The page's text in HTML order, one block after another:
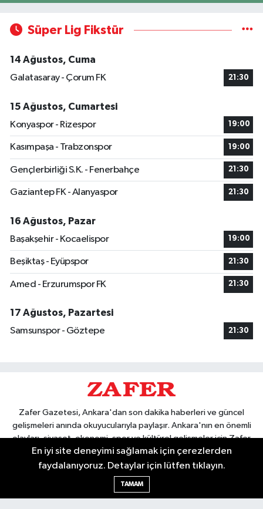
Süper Lig Fikstür
14 Ağustos, Cuma
Galatasaray - Çorum FK
21:30
15 Ağustos, Cumartesi
Konyaspor - Rizespor
19:00
Kasımpaşa - Trabzonspor 19:00
Gençlerbirliği S.K. - Fenerbahçe 21:30
Gaziantep FK - Alanyaspor 21:30
16 Ağustos, Pazar
Başakşehir - Kocaelispor
19:00
Beşiktaş - Eyüpspor 21:30
Amed - Erzurumspor FK 21:30
17 Ağustos, Pazartesi
Samsunspor - Göztepe
21:30
Zafer Gazetesi, Ankara'dan son dakika haberleri ve güncel
gelişmeleri anında okuyucularıyla paylaşır. Ankara'nın en önemli
olayları, siyaset, ekonomi, spor ve kültürel gelişmeler için Zafer
Gazetesi'ni takip edin. Başkentin güvendiği haber kaynağı.
En iyi site deneyimi sağlamak için çerezlerden
faydalanıyoruz. Detaylar için lütfen tıklayın.
TAMAM